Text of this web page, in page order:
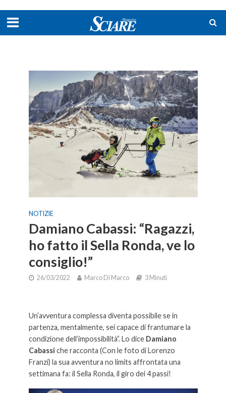
NOTIZIE
Damiano Cabassi: “Ragazzi,
ho fatto il Sella Ronda, ve lo
consiglio!”
26/03/2022 Marco Di Marco 3 Minuti
Un’avventura complessa diventa possibile se in
partenza, mentalmente, sei capace di frantumare la
condizione dell’impossibilità”. Lo dice Damiano
Cabassi che racconta (Con le foto di Lorenzo
Franzi) la sua avventura no limits affrontata una
settimana fa: il Sella Ronda, il giro dei 4 passi!